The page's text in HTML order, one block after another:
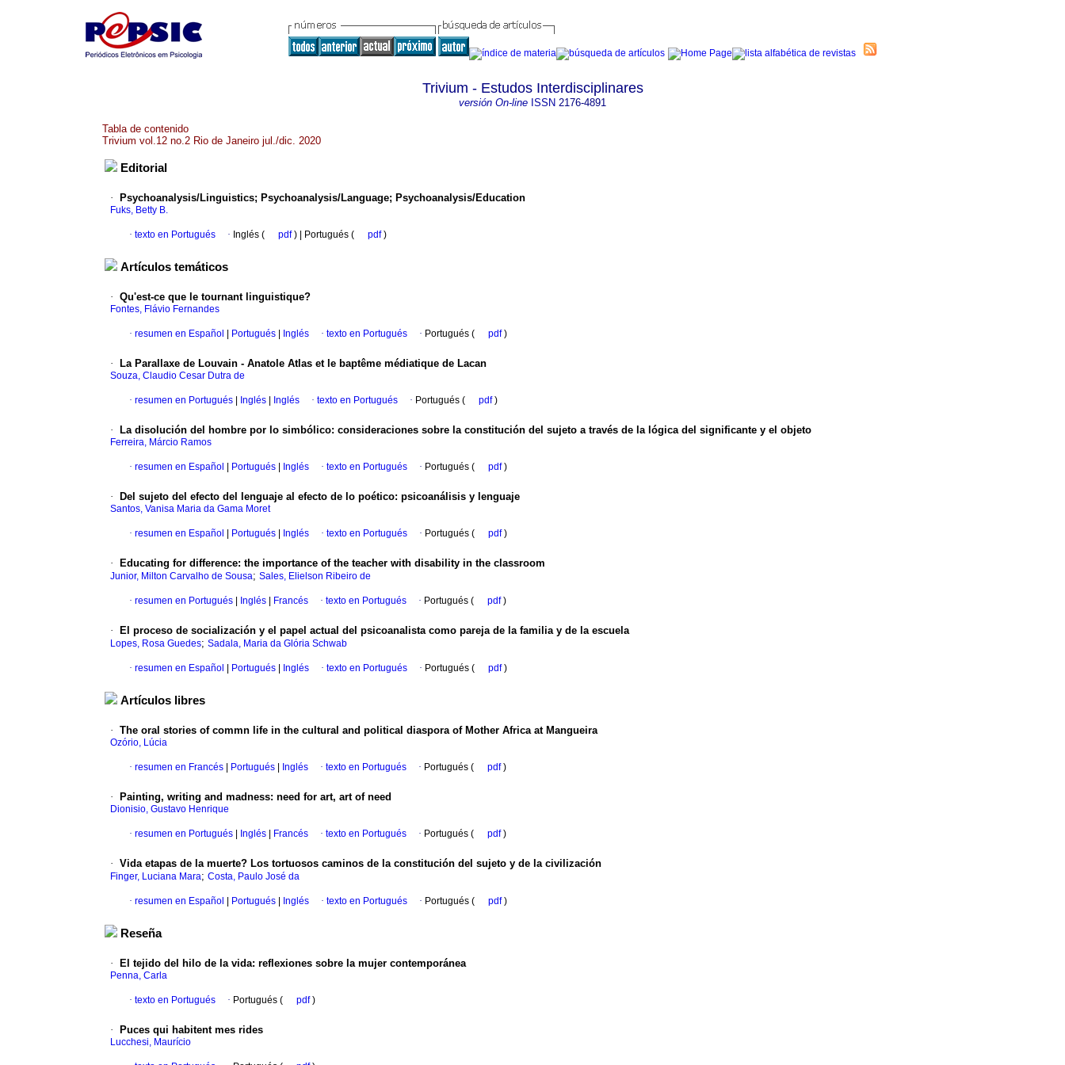
Trivium - Estudos Interdisciplinares
versión On-line ISSN 2176-4891
Tabla de contenido
Trivium vol.12 no.2 Rio de Janeiro jul./dic. 2020
Editorial
· Psychoanalysis/Linguistics; Psychoanalysis/Language; Psychoanalysis/Education
Fuks, Betty B.
· texto en Portugués · Inglés ( pdf) | Portugués ( pdf)
Artículos temáticos
· Qu'est-ce que le tournant linguistique?
Fontes, Flávio Fernandes
· resumen en Español Portugués Inglés · texto en Portugués · Portugués ( pdf)
· La Parallaxe de Louvain - Anatole Atlas et le baptême médiatique de Lacan
Souza, Claudio Cesar Dutra de
· resumen en Portugués Inglés Inglés · texto en Portugués · Portugués ( pdf)
· La disolución del hombre por lo simbólico: consideraciones sobre la constitución del sujeto a través de la lógica del significante y el objeto
Ferreira, Márcio Ramos
· resumen en Español Portugués Inglés · texto en Portugués · Portugués ( pdf)
· Del sujeto del efecto del lenguaje al efecto de lo poético: psicoanálisis y lenguaje
Santos, Vanisa Maria da Gama Moret
· resumen en Español Portugués Inglés · texto en Portugués · Portugués ( pdf)
· Educating for difference: the importance of the teacher with disability in the classroom
Junior, Milton Carvalho de Sousa; Sales, Elielson Ribeiro de
· resumen en Portugués Inglés Francés · texto en Portugués · Portugués ( pdf)
· El proceso de socialización y el papel actual del psicoanalista como pareja de la familia y de la escuela
Lopes, Rosa Guedes; Sadala, Maria da Glória Schwab
· resumen en Español Portugués Inglés · texto en Portugués · Portugués ( pdf)
Artículos libres
· The oral stories of commn life in the cultural and political diaspora of Mother Africa at Mangueira
Ozório, Lúcia
· resumen en Francés Portugués Inglés · texto en Portugués · Portugués ( pdf)
· Painting, writing and madness: need for art, art of need
Dionisio, Gustavo Henrique
· resumen en Portugués Inglés Francés · texto en Portugués · Portugués ( pdf)
· Vida etapas de la muerte? Los tortuosos caminos de la constitución del sujeto y de la civilización
Finger, Luciana Mara; Costa, Paulo José da
· resumen en Español Portugués Inglés · texto en Portugués · Portugués ( pdf)
Reseña
· El tejido del hilo de la vida: reflexiones sobre la mujer contemporánea
Penna, Carla
· texto en Portugués · Portugués ( pdf)
· Puces qui habitent mes rides
Lucchesi, Maurício